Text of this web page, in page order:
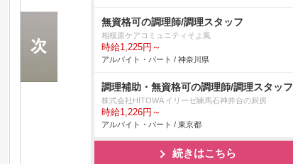
無資格可の調理師/調理スタッフ
相模原ケアコミュニティそよ風
時給1,225円～
アルバイト・パート / 神奈川県
調理補助・無資格可の調理師/調理スタッフ
株式会社HITOWA イリーゼ練馬石神井台の厨房
時給1,226円～
アルバイト・パート / 東京都
続きはこちら